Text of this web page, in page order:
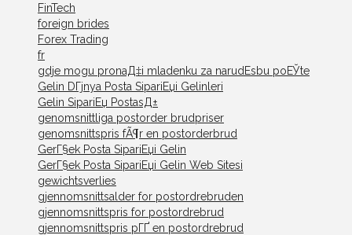
FinTech
foreign brides
Forex Trading
fr
gdje mogu pronaД‡i mladenku za narudЕѕbu poЕЎte
Gelin DГјnya Posta SipariЕџi Gelinleri
Gelin SipariЕџ PostasД±
genomsnittliga postorder brudpriser
genomsnittspris fÃ¶r en postorderbrud
GerГ§ek Posta SipariЕџi Gelin
GerГ§ek Posta SipariЕџi Gelin Web Sitesi
gewichtsverlies
gjennomsnittsalder for postordrebruden
gjennomsnittspris for postordrebrud
gjennomsnittspris pГҐ en postordrebrud